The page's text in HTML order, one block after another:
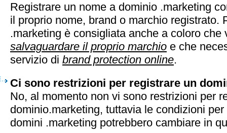
Registrare un nome a dominio .marketing
il proprio nome, brand o marchio registrato.
.marketing è consigliata anche a coloro che
salvaguardare il proprio marchio e che
servizio di brand protection online.
Ci sono restrizioni per registrare un
No, al momento non vi sono restrizioni per
dominio.marketing, tuttavia le condizioni
domini .marketing potrebbero cambiare in